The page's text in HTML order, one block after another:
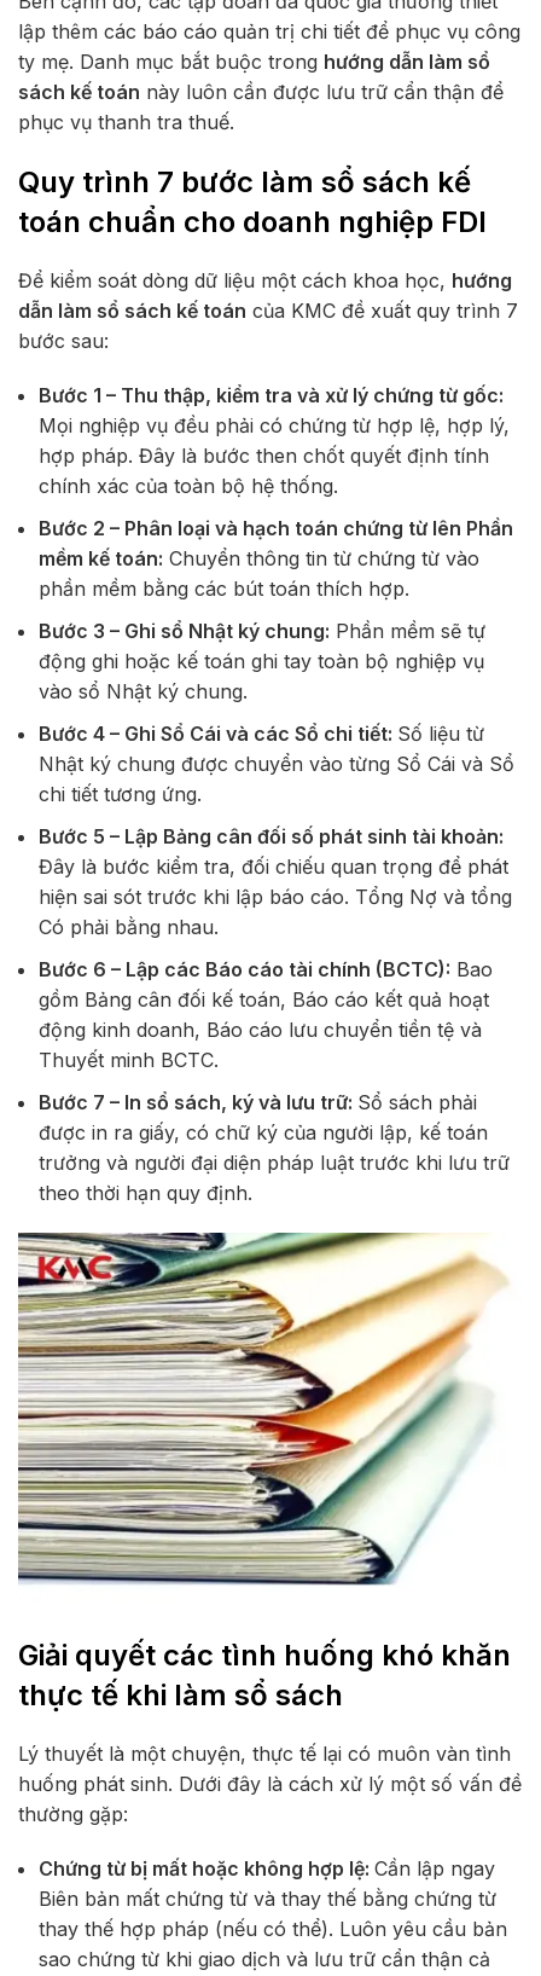
lập thêm các báo cáo quản trị chi tiết để phục vụ công
ty mẹ. Danh mục bắt buộc trong hướng dẫn làm sổ
sách kế toán này luôn cần được lưu trữ cẩn thận để
phục vụ thanh tra thuế.
Quy trình 7 bước làm sổ sách kế
toán chuẩn cho doanh nghiệp FDI
Để kiểm soát dòng dữ liệu một cách khoa học, hướng
dẫn làm sổ sách kế toán của KMC đề xuất quy trình 7
bước sau:
Bước 1 – Thu thập, kiểm tra và xử lý chứng từ gốc:
Mọi nghiệp vụ đều phải có chứng từ hợp lệ, hợp lý,
hợp pháp. Đây là bước then chốt quyết định tính
chính xác của toàn bộ hệ thống.
Bước 2 – Phân loại và hạch toán chứng từ lên Phần
mềm kế toán: Chuyển thông tin từ chứng từ vào
phần mềm bằng các bút toán thích hợp.
Bước 3 – Ghi sổ Nhật ký chung: Phần mềm sẽ tự
động ghi hoặc kế toán ghi tay toàn bộ nghiệp vụ
vào sổ Nhật ký chung.
Bước 4 – Ghi Sổ Cái và các Sổ chi tiết: Số liệu từ
Nhật ký chung được chuyển vào từng Sổ Cái và Sổ
chi tiết tương ứng.
Bước 5 – Lập Bảng cân đối số phát sinh tài khoản:
Đây là bước kiểm tra, đối chiếu quan trọng để phát
hiện sai sót trước khi lập báo cáo. Tổng Nợ và tổng
Có phải bằng nhau.
Bước 6 – Lập các Báo cáo tài chính (BCTC): Bao
gồm Bảng cân đối kế toán, Báo cáo kết quả hoạt
động kinh doanh, Báo cáo lưu chuyển tiền tệ và
Thuyết minh BCTC.
Bước 7 – In sổ sách, ký và lưu trữ: Sổ sách phải
được in ra giấy, có chữ ký của người lập, kế toán
trưởng và người đại diện pháp luật trước khi lưu trữ
theo thời hạn quy định.
Giải quyết các tình huống khó khăn
thực tế khi làm sổ sách
Lý thuyết là một chuyện, thực tế lại có muôn vàn tình
huống phát sinh. Dưới đây là cách xử lý một số vấn đề
thường gặp:
Chứng từ bị mất hoặc không hợp lệ: Cần lập ngay
Biên bản mất chứng từ và thay thế bằng chứng từ
thay thế hợp pháp (nếu có thể). Luôn yêu cầu bản
sao chứng từ khi giao dịch và lưu trữ cẩn thận cả